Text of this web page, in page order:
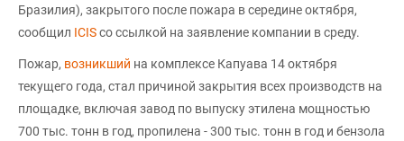
Бразилия), закрытого после пожара в середине октября,
сообщил ICISсо ссылкой на заявление компании в среду.
Пожар, возникший на комплексе Капуава 14 октября
текущего года, стал причиной закрытия всех производств на
площадке, включая завод по выпуску этилена мощностью
700 тыс. тонн в год, пропилена - 300 тыс. тонн в год и бензола